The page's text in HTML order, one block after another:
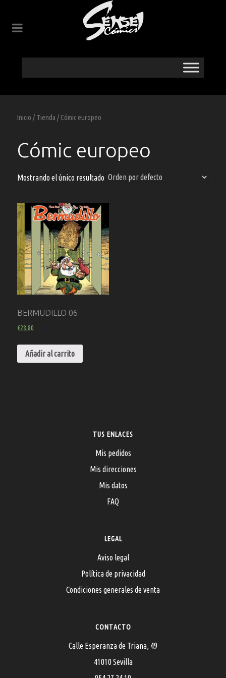
Inicio / Tienda / Cómic europeo
Cómic europeo
Mostrando el único resultado
BERMUDILLO 06
€28,80
Añadir al carrito
TUS ENLACES
Mis pedidos
Mis direcciones
Mis datos
FAQ
LEGAL
Aviso legal
Política de privacidad
Condiciones generales de venta
CONTACTO
Calle Esperanza de Triana, 49
41010 Sevilla